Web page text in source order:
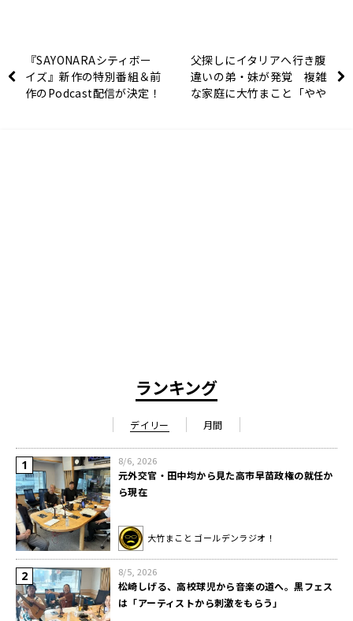
ランキング
デイリー 月間
8/6, 2026
元外交官・田中均から見た高市早苗政権の就任か
ら現在
大竹まこと ゴールデンラジオ！
8/5, 2026
松崎しげる、高校球児から音楽の道へ。黒フェス
は「アーティストから刺激をもらう」
『SAYONARAシティボー
イズ』新作の特別番組＆前
作のPodcast配信が決定！
父探しにイタリアへ行き腹
違いの弟・妹が発覚 複雑
な家庭に大竹まこと「やや